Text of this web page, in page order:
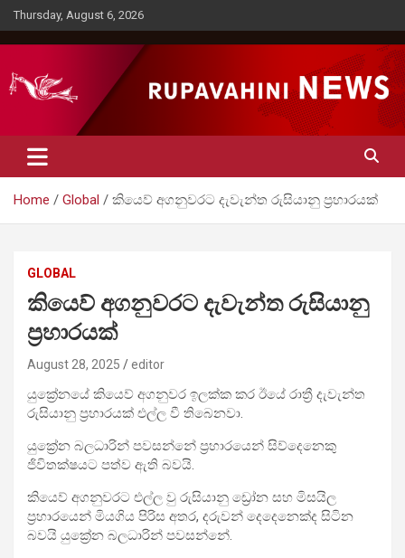
Skip
to
content
Thursday, August 6, 2026
Rupavahini News
Home Global කියෙව් අගනුවරට දැවැන්ත රුසියානු ප්‍රහාරයක්
GLOBAL
කියෙව් අගනුවරට දැවැන්ත රුසියානු
ප්‍රහාරයක්
August 28, 2025 editor
යුක්‍රේනයේ කියෙව් අගනුවර ඉලක්ක කර ඊයේ රාත්‍රී දැවැන්ත
රුසියානු ප්‍රහාරයක් එල්ල වී තිබෙනවා.
යුක්‍රේන බලධාරින් පවසන්නේ ප්‍රහාරයෙන් සිව්දෙනෙකු
ජිවිතක්ෂයට පත්ව ඇති බවයි.
කියෙව් අගනුවරට එල්ල වු රුසියානු ඩ්‍රෝන සහ මිසයිල
ප්‍රහාරයෙන් මියගිය පිරිස අතර, දරුවන් දෙදෙනෙක්ද සිටින
බවයි යුක්‍රේන බලධාරින් පවසන්නේ.